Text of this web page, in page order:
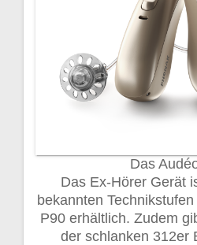
Das
Das Ex-Hörer Gerät
bekannten
P90 erhältlich. Zudem
der schlanken 312er